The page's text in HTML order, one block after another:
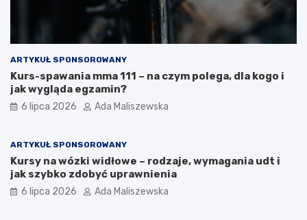
ARTYKUŁ SPONSOROWANY
Kurs-spawania mma 111 – na czym polega, dla kogo i
jak wygląda egzamin?
6 lipca 2026 Ada Maliszewska
ARTYKUŁ SPONSOROWANY
Kursy na wózki widłowe – rodzaje, wymagania udt i
jak szybko zdobyć uprawnienia
6 lipca 2026 Ada Maliszewska